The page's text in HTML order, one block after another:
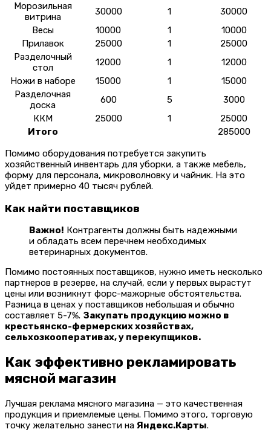
Морозильная
витрина
30000 1
30000
Весы
10000 1
10000
Прилавок
25000 1
25000
Разделочный
стол
12000 1
12000
Ножи в наборе
15000 1
15000
Разделочная
доска
600 5
3000
ККМ
25000 1
25000
Итого
285000
Помимо оборудования потребуется закупить
хозяйственный инвентарь для уборки, а также мебель,
форму для персонала, микроволновку и чайник. На это
уйдет примерно 40 тысяч рублей.
Как найти поставщиков
Важно! Контрагенты должны быть надежными
и обладать всем перечнем необходимых
ветеринарных документов.
Помимо постоянных поставщиков, нужно иметь несколько
партнеров в резерве, на случай, если у первых вырастут
цены или возникнут форс-мажорные обстоятельства.
Разница в ценах у поставщиков небольшая и обычно
составляет 5-7%. Закупать продукцию можно в
крестьянско-фермерских хозяйствах,
сельхозкооперативах, у перекупщиков.
Как эффективно рекламировать
мясной магазин
Лучшая реклама мясного магазина — это качественная
продукция и приемлемые цены. Помимо этого, торговую
точку желательно занести на Яндекс.Карты.